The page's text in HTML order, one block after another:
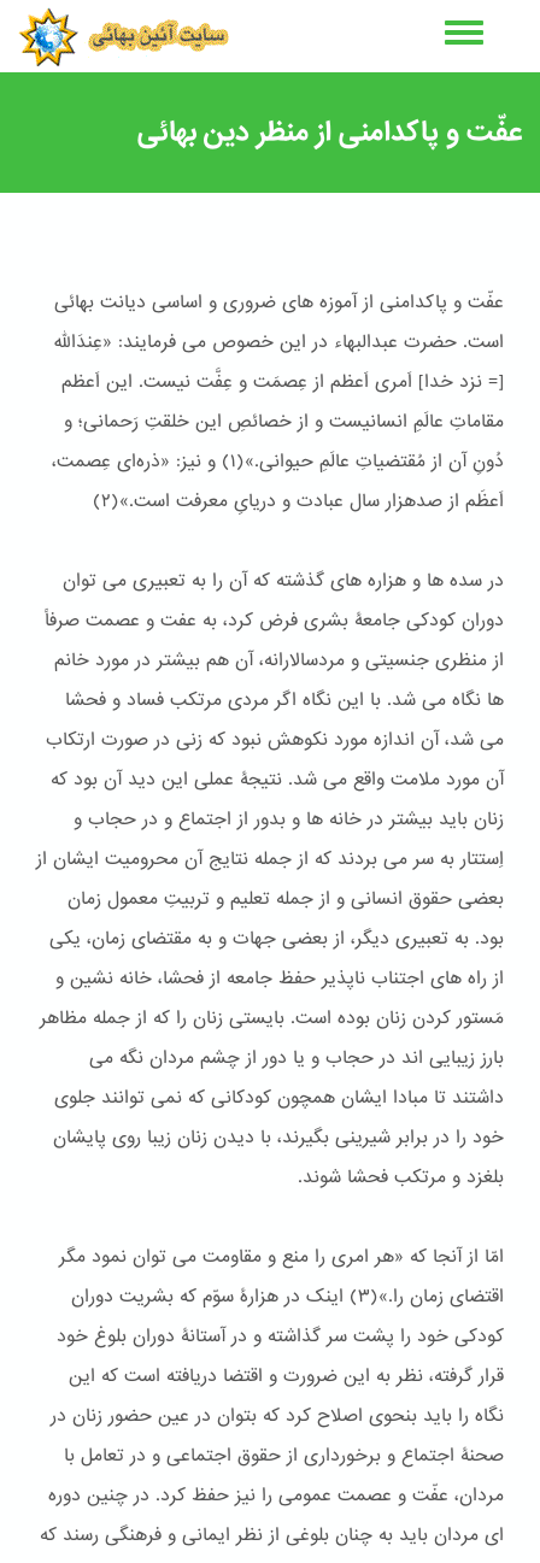
عفّت و پاکدامنی از منظر دین بهائی
عفّت و پاکدامنی از آموزه های ضروری و اساسی دیانت بهائی
است. حضرت عبدالبهاء در این خصوص می فرمایند: «عِندَاللّه
[= نزد خدا] اَمری اَعظم از عِصمَت و عِفَّت نیست. این اَعظم
مقاماتِ عالَمِ انسانیست و از خصائصِ این خلقتِ رَحمانی؛ و
دُونِ آن از مُقتضیاتِ عالَمِ حیوانی.»(١) و نیز: «ذره‌ای عِصمت،
اَعظَم از صدهزار سال عبادت و دریایِ معرفت است.»(٢)
در سده ها و هزاره های گذشته که آن را به تعبیری می توان
دوران کودکی جامعۀ بشری فرض کرد، به عفت و عصمت صرفاً
از منظری جنسیتی و مردسالارانه، آن هم بیشتر در مورد خانم
ها نگاه می شد. با این نگاه اگر مردی مرتکب فساد و فحشا
می شد، آن اندازه مورد نکوهش نبود که زنی در صورت ارتکاب
آن مورد ملامت واقع می شد. نتیجۀ عملی این دید آن بود که
زنان باید بیشتر در خانه ها و بدور از اجتماع و در حجاب و
اِستتار به سر می بردند که از جمله نتایج آن محرومیت ایشان از
بعضی حقوق انسانی و از جمله تعلیم و تربیتِ معمول زمان
بود. به تعبیری دیگر، از بعضی جهات و به مقتضای زمان، یکی
از راه های اجتناب ناپذیر حفظ جامعه از فحشا، خانه نشین و
مَستور کردن زنان بوده است. بایستی زنان را که از جمله مظاهر
بارز زیبایی اند در حجاب و یا دور از چشم مردان نگه می
داشتند تا مبادا ایشان همچون کودکانی که نمی توانند جلوی
خود را در برابر شیرینی بگیرند، با دیدن زنان زیبا روی پایشان
بلغزد و مرتکب فحشا شوند.
امّا از آنجا که «هر امری را منع و مقاومت می توان نمود مگر
اقتضای زمان را.»(٣) اینک در هزارۀ سوّم که بشریت دوران
کودکی خود را پشت سر گذاشته و در آستانۀ دوران بلوغ خود
قرار گرفته، نظر به این ضرورت و اقتضا دریافته است که این
نگاه را باید بنحوی اصلاح کرد که بتوان در عین حضور زنان در
صحنۀ اجتماع و برخورداری از حقوق اجتماعی و در تعامل با
مردان، عفّت و عصمت عمومی را نیز حفظ کرد. در چنین دوره
ای مردان باید به چنان بلوغی از نظر ایمانی و فرهنگی رسند كه